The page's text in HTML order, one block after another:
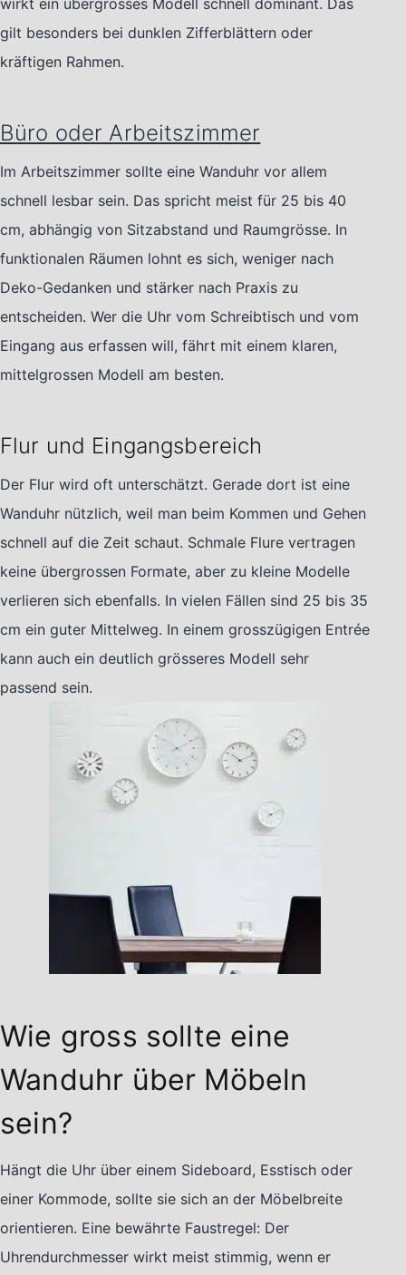
wirkt ein übergrosses Modell schnell dominant. Das
gilt besonders bei dunklen Zifferblättern oder
kräftigen Rahmen.
Büro oder Arbeitszimmer
Im Arbeitszimmer sollte eine Wanduhr vor allem
schnell lesbar sein. Das spricht meist für 25 bis 40
cm, abhängig von Sitzabstand und Raumgrösse. In
funktionalen Räumen lohnt es sich, weniger nach
Deko-Gedanken und stärker nach Praxis zu
entscheiden. Wer die Uhr vom Schreibtisch und vom
Eingang aus erfassen will, fährt mit einem klaren,
mittelgrossen Modell am besten.
Flur und Eingangsbereich
Der Flur wird oft unterschätzt. Gerade dort ist eine
Wanduhr nützlich, weil man beim Kommen und Gehen
schnell auf die Zeit schaut. Schmale Flure vertragen
keine übergrossen Formate, aber zu kleine Modelle
verlieren sich ebenfalls. In vielen Fällen sind 25 bis 35
cm ein guter Mittelweg. In einem grosszügigen Entrée
kann auch ein deutlich grösseres Modell sehr
passend sein.
Wie gross sollte eine
Wanduhr über Möbeln
sein?
Hängt die Uhr über einem Sideboard, Esstisch oder
einer Kommode, sollte sie sich an der Möbelbreite
orientieren. Eine bewährte Faustregel: Der
Uhrendurchmesser wirkt meist stimmig, wenn er